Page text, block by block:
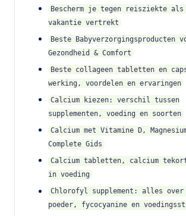
Bescherm je tegen reisziekte
vakantie vertrekt
Beste Babyverzorgingsproducten
Gezondheid & Comfort
Beste collageen tabletten en
werking, voordelen en ervaringen
Calcium kiezen: verschil tussen
supplementen, voeding en soorten
Calcium met Vitamine D,
Complete Gids
Calcium tabletten, calcium
in voeding
Chlorofyl supplement: alles
poeder, fycocyanine en